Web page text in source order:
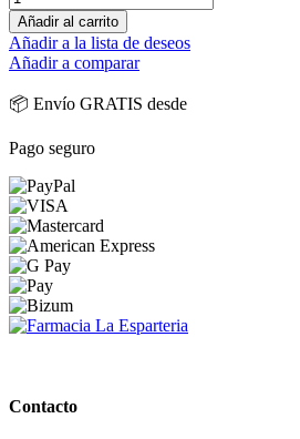
Añadir al carrito
Añadir a la lista de deseos
Añadir a comparar
📦 Envío GRATIS desde
Pago seguro
Contacto